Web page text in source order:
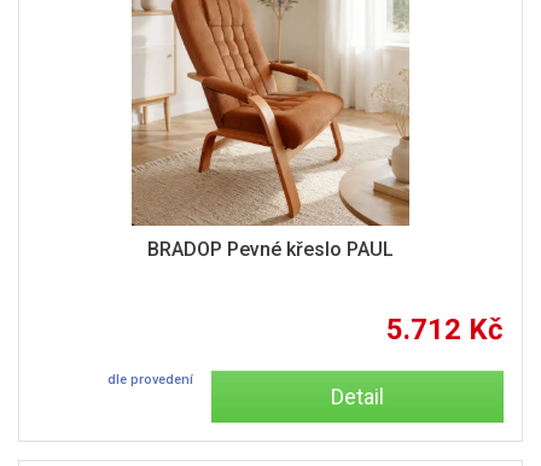
BRADOP Pevné křeslo PAUL
5.712 Kč
dle provedení
Detail